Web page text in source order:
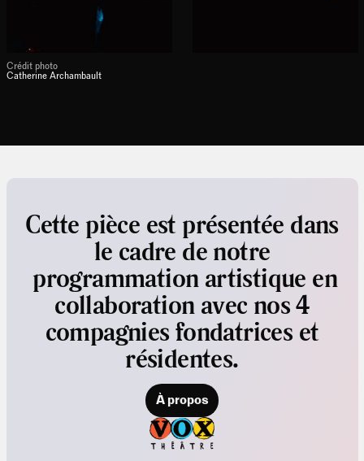
Crédit photo
Catherine Archambault
Cette pièce est présentée dans
le cadre de notre
programmation artistique en
collaboration avec nos 4
compagnies fondatrices et
résidentes.
À propos